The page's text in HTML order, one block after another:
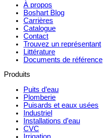
À propos
Boshart Blog
Carrières
Catalogue
Contact
Trouvez un représentant
Littérature
Documents de référence
Produits
Puits d’eau
Plomberie
Puisards et eaux usées
Industriel
Installations d’eau
CVC